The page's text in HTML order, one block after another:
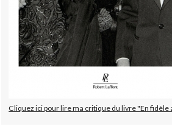
Cliquez ici pour lire ma critique du livre "En fidèle